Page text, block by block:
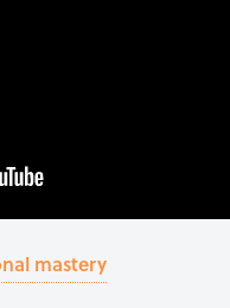
mastery